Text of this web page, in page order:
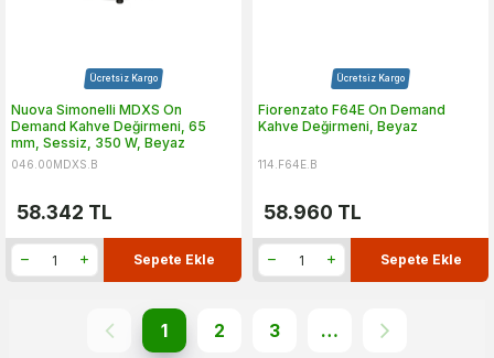
Ücretsiz Kargo
Nuova Simonelli MDXS On
Demand Kahve Değirmeni, 65
mm, Sessiz, 350 W, Beyaz
046.00MDXS.B
58.342 TL
Sepete Ekle
Ücretsiz Kargo
Fiorenzato F64E On Demand
Kahve Değirmeni, Beyaz
114.F64E.B
58.960 TL
Sepete Ekle
1 2 3 …